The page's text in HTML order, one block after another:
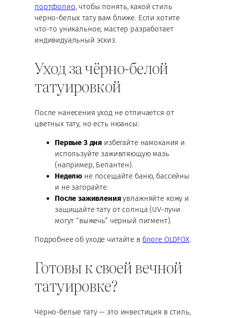
портфолио, чтобы понять, какой стиль
чёрно-белых тату вам ближе. Если хотите
что-то уникальное, мастер разработает
индивидуальный эскиз.
Уход за чёрно-белой
татуировкой
После нанесения уход не отличается от
цветных тату, но есть нюансы:
Первые 3 дня избегайте намокания и
используйте заживляющую мазь
(например, Бепантен).
Неделю не посещайте баню, бассейны
и не загорайте.
После заживленияувлажняйте кожу и
защищайте тату от солнца (UV-лучи
могут “выжечь” чёрный пигмент).
Подробнее об уходе читайте в блоге OLDFOX.
Готовы к своей вечной
татуировке?
Чёрно-белые тату — это инвестиция в стиль,